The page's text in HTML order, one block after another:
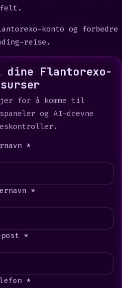
felt.
konto og forbedre
reise.
Flantorexo-
for å komme til
og AI-drevne
*
*
post *
*